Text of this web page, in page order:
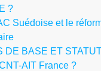
?
Suédoise et le
DE BASE ET
AIT France ?